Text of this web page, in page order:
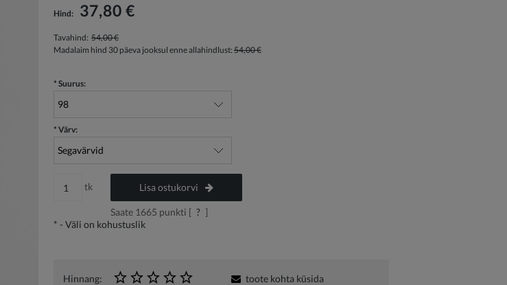
Hind: 37,80 €
Tavahind: 54,00 €
Madalaim hind 30 päeva jooksul enne allahindlust:54,00 €
* Suurus:
* Värv:
tk Lisa ostukorvi
Saate 1665 punkti [ ? ]
* - Väli on kohustuslik
Hinnang:
toote kohta küsida